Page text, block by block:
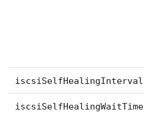
iscsiSelfHealingInterval
iscsiSelfHealingWaitTime